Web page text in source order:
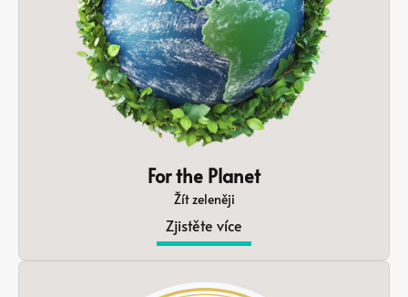
For the Planet
Žít zeleněji
Zjistěte více